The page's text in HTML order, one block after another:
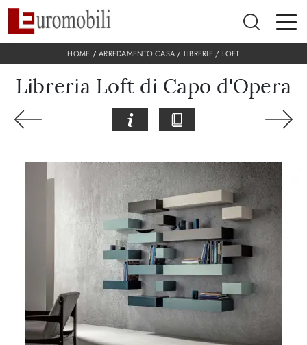
HOME /ARREDAMENTO CASA / LIBRERIE / LOFT
Libreria Loft di Capo d'Opera